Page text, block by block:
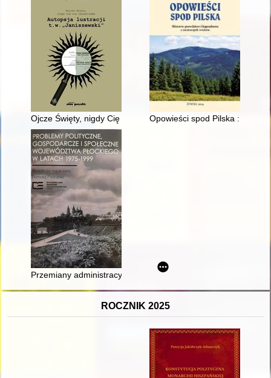
Ojcze Święty, nigdy Cię nie zdradziłem" : autopsja lustracji t.
Opowieści spod Pilska :
Przemiany administracyjne i rozwój drogownictwa regionu
ROCZNIK 2025